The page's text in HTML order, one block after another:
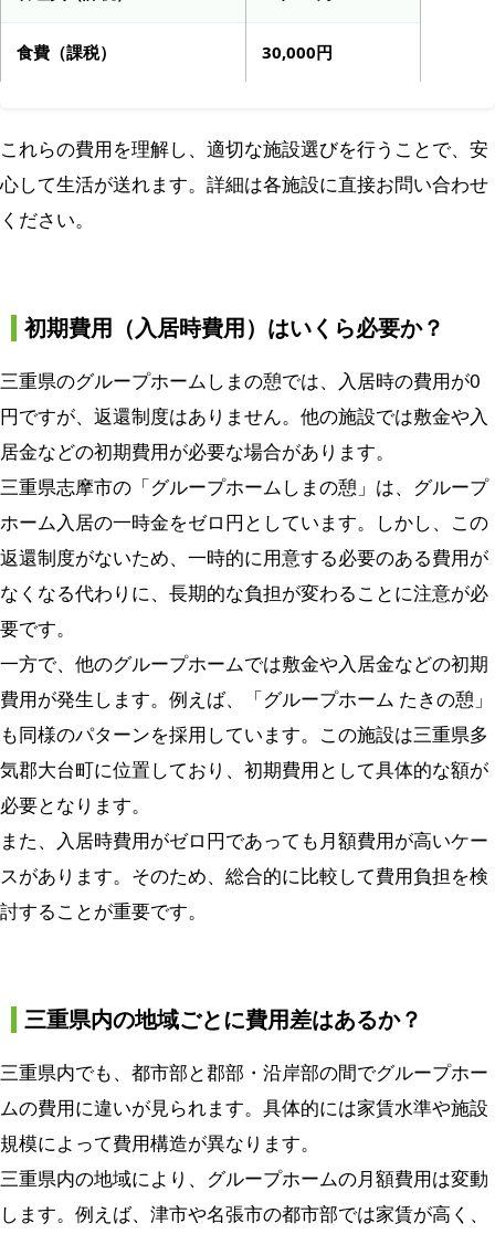
食費（課税） 30,000円
これらの費用を理解し、適切な施設選びを行うことで、安
心して生活が送れます。詳細は各施設に直接お問い合わせ
ください。
初期費用（入居時費用）はいくら必要か？
三重県のグループホームしまの憩では、入居時の費用が0
円ですが、返還制度はありません。他の施設では敷金や入
居金などの初期費用が必要な場合があります。
三重県志摩市の「グループホームしまの憩」は、グループ
ホーム入居の一時金をゼロ円としています。しかし、この
返還制度がないため、一時的に用意する必要のある費用が
なくなる代わりに、長期的な負担が変わることに注意が必
要です。
一方で、他のグループホームでは敷金や入居金などの初期
費用が発生します。例えば、「グループホーム たきの憩」
も同様のパターンを採用しています。この施設は三重県多
気郡大台町に位置しており、初期費用として具体的な額が
必要となります。
また、入居時費用がゼロ円であっても月額費用が高いケー
スがあります。そのため、総合的に比較して費用負担を検
討することが重要です。
三重県内の地域ごとに費用差はあるか？
三重県内でも、都市部と郡部・沿岸部の間でグループホー
ムの費用に違いが見られます。具体的には家賃水準や施設
規模によって費用構造が異なります。
三重県内の地域により、グループホームの月額費用は変動
します。例えば、津市や名張市の都市部では家賃が高く、